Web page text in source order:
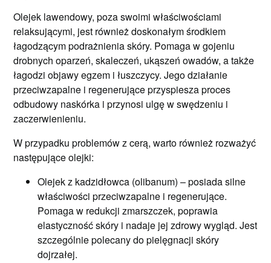
Olejek lawendowy, poza swoimi właściwościami
relaksującymi, jest również doskonałym środkiem
łagodzącym podrażnienia skóry. Pomaga w gojeniu
drobnych oparzeń, skaleczeń, ukąszeń owadów, a także
łagodzi objawy egzem i łuszczycy. Jego działanie
przeciwzapalne i regenerujące przyspiesza proces
odbudowy naskórka i przynosi ulgę w swędzeniu i
zaczerwienieniu.
W przypadku problemów z cerą, warto również rozważyć
następujące olejki:
Olejek z kadzidłowca (olibanum) – posiada silne
właściwości przeciwzapalne i regenerujące.
Pomaga w redukcji zmarszczek, poprawia
elastyczność skóry i nadaje jej zdrowy wygląd. Jest
szczególnie polecany do pielęgnacji skóry
dojrzałej.